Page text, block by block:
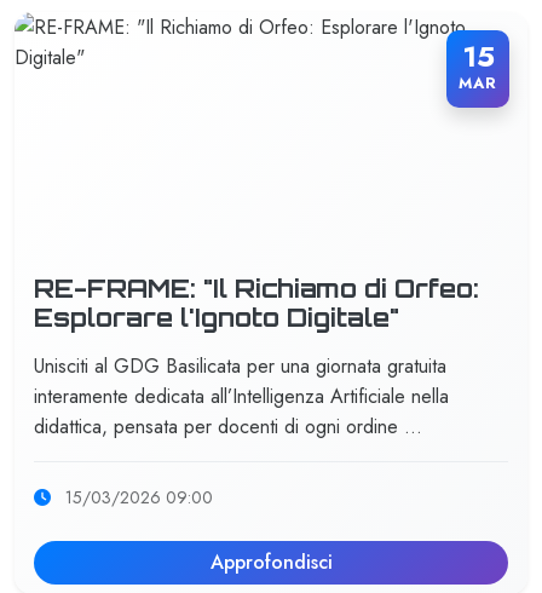
15
MAR
RE-FRAME: "Il Richiamo di Orfeo:
Esplorare l'Ignoto Digitale"
Unisciti al GDG Basilicata per una giornata gratuita
interamente dedicata all’Intelligenza Artificiale nella
didattica, pensata per docenti di ogni ordine …
15/03/2026 09:00
Approfondisci